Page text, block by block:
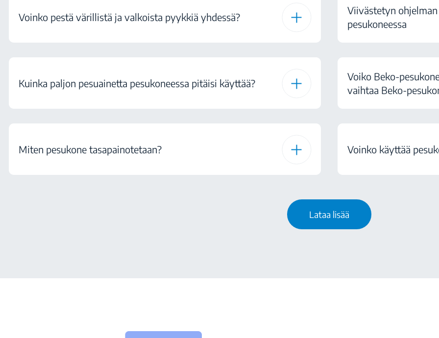
Voinko pestä värillistä ja valkoista pyykkiä yhdessä?
Kuinka paljon pesuainetta pesukoneessa pitäisi käyttää?
Miten pesukone tasapainotetaan?
Viivästetyn
pesukoneessa
Voiko Beko-
vaihtaa Beko-
Voinko käyttää
Lataa lisää